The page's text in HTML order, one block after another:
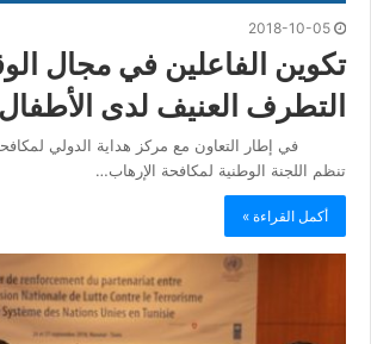
2018-10-05
تكوين الفاعلين في مجال
التطرف العنيف لدى
في إطار التعاون مع مركز هداية الدولي
تنظم اللجنة الوطنية لمكافحة الإرهاب…
أكمل القراءة »